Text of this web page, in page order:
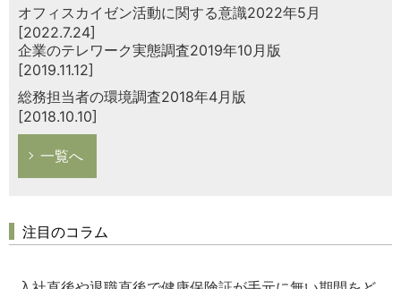
オフィスカイゼン活動に関する意識2022年5月
[2022.7.24]
企業のテレワーク実態調査2019年10月版
[2019.11.12]
総務担当者の環境調査2018年4月版
[2018.10.10]
一覧へ
注目のコラム